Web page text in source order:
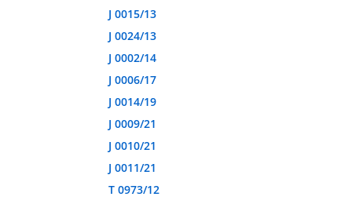
J 0015/13
J 0024/13
J 0002/14
J 0006/17
J 0014/19
J 0009/21
J 0010/21
J 0011/21
T 0973/12